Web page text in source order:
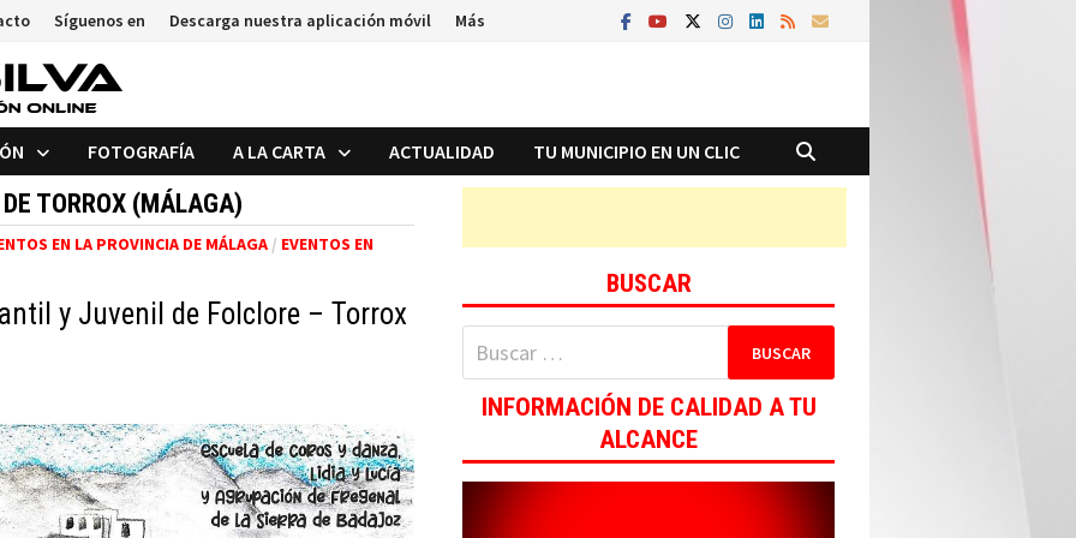
Síguenos en Descarga nuestra aplicación móvil Más
FOTOGRAFÍA A LA CARTA ACTUALIDAD TU MUNICIPIO EN UN CLIC
TORROX (MÁLAGA)
EN LA PROVINCIA DE MÁLAGA/ EVENTOS EN
y Juvenil de Folclore – Torrox
BUSCAR
Buscar:
INFORMACIÓN DE CALIDAD A TU
ALCANCE